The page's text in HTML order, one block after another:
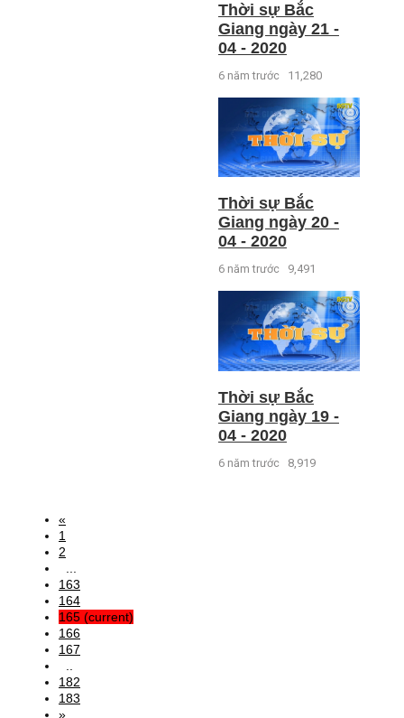
Thời sự Bắc
Giang ngày 21 -
04 - 2020
6 năm trước 11,280
Thời sự Bắc
Giang ngày 20 -
04 - 2020
6 năm trước 9,491
Thời sự Bắc
Giang ngày 19 -
04 - 2020
6 năm trước 8,919
«
1
2
163
164
165 (current)
166
167
182
183
»